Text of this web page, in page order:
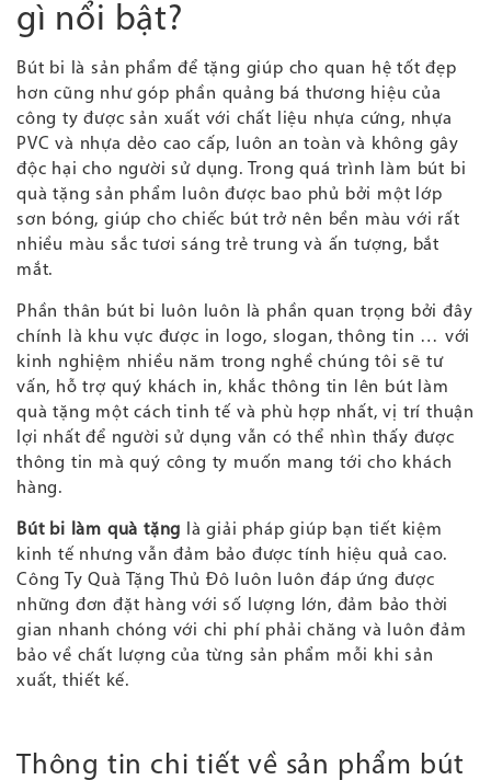
gì nổi bật?
Bút bi là sản phẩm để tặng giúp cho quan hệ tốt đẹp
hơn cũng như góp phần quảng bá thương hiệu của
công ty được sản xuất với chất liệu nhựa cứng, nhựa
PVC và nhựa dẻo cao cấp, luôn an toàn và không gây
độc hại cho người sử dụng. Trong quá trình làm bút bi
quà tặng sản phẩm luôn được bao phủ bởi một lớp
sơn bóng, giúp cho chiếc bút trở nên bền màu với rất
nhiều màu sắc tươi sáng trẻ trung và ấn tượng, bắt
mắt.
Phần thân bút bi luôn luôn là phần quan trọng bởi đây
chính là khu vực được in logo, slogan, thông tin … với
kinh nghiệm nhiều năm trong nghề chúng tôi sẽ tư
vấn, hỗ trợ quý khách in, khắc thông tin lên bút làm
quà tặng một cách tinh tế và phù hợp nhất, vị trí thuận
lợi nhất để người sử dụng vẫn có thể nhìn thấy được
thông tin mà quý công ty muốn mang tới cho khách
hàng.
Bút bi làm quà tặng là giải pháp giúp bạn tiết kiệm
kinh tế nhưng vẫn đảm bảo được tính hiệu quả cao.
Công Ty Quà Tặng Thủ Đô luôn luôn đáp ứng được
những đơn đặt hàng với số lượng lớn, đảm bảo thời
gian nhanh chóng với chi phí phải chăng và luôn đảm
bảo về chất lượng của từng sản phẩm mỗi khi sản
xuất, thiết kế.
Thông tin chi tiết về sản phẩm bút